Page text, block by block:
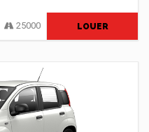
25000 LOUER